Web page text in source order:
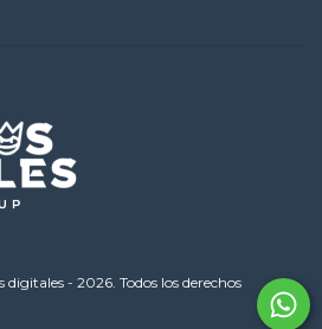
- 2026. Todos los derechos